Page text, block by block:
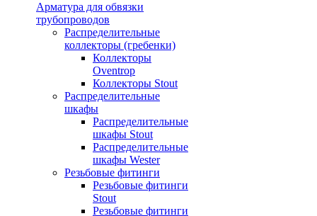
Арматура для обвязки
трубопроводов
Распределительные
коллекторы (гребенки)
Коллекторы
Oventrop
Коллекторы Stout
Распределительные
шкафы
Распределительные
шкафы Stout
Распределительные
шкафы Wester
Резьбовые фитинги
Резьбовые фитинги
Stout
Резьбовые фитинги